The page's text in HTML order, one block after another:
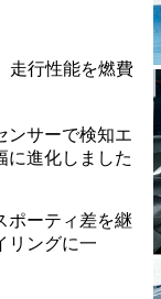
走行性能を燃費
ンサーで検知エ
に進化しました
ポーティ差を継
リングに一